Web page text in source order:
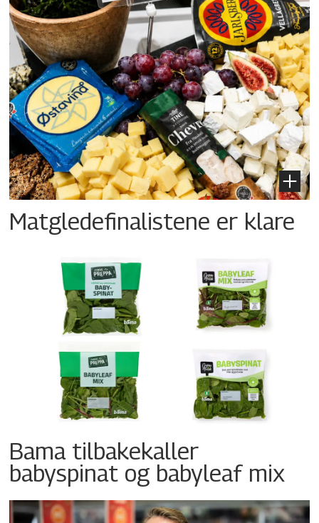
Matgledefinalistene er klare
Bama tilbakekaller
babyspinat og babyleaf mix